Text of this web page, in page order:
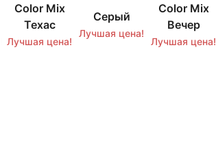
Color Mix
Техас
Лучшая цена!
Серый
Лучшая цена!
Color Mix
Вечер
Лучшая цена!